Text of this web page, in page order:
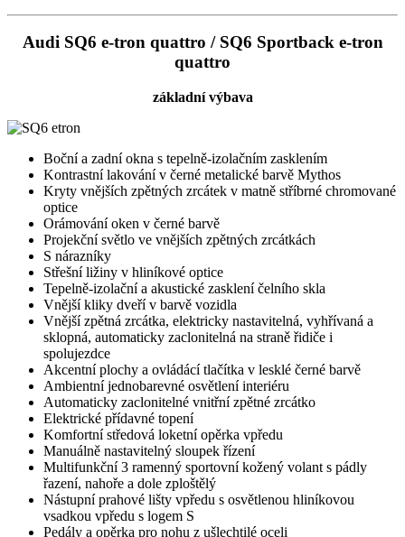
Audi SQ6 e-tron quattro / SQ6 Sportback e-tron
quattro
základní výbava
Boční a zadní okna s tepelně-izolačním zasklením
Kontrastní lakování v černé metalické barvě Mythos
Kryty vnějších zpětných zrcátek v matně stříbrné chromované
optice
Orámování oken v černé barvě
Projekční světlo ve vnějších zpětných zrcátkách
S nárazníky
Střešní ližiny v hliníkové optice
Tepelně-izolační a akustické zasklení čelního skla
Vnější kliky dveří v barvě vozidla
Vnější zpětná zrcátka, elektricky nastavitelná, vyhřívaná a
sklopná, automaticky zaclonitelná na straně řidiče i
spolujezdce
Akcentní plochy a ovládácí tlačítka v lesklé černé barvě
Ambientní jednobarevné osvětlení interiéru
Automaticky zaclonitelné vnitřní zpětné zrcátko
Elektrické přídavné topení
Komfortní středová loketní opěrka vpředu
Manuálně nastavitelný sloupek řízení
Multifunkční 3 ramenný sportovní kožený volant s pádly
řazení, nahoře a dole zploštělý
Nástupní prahové lišty vpředu s osvětlenou hliníkovou
vsadkou vpředu s logem S
Pedály a opěrka pro nohu z ušlechtilé oceli